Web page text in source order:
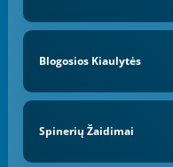
Blogosios Kiaulytės
Spinerių Žaidimai